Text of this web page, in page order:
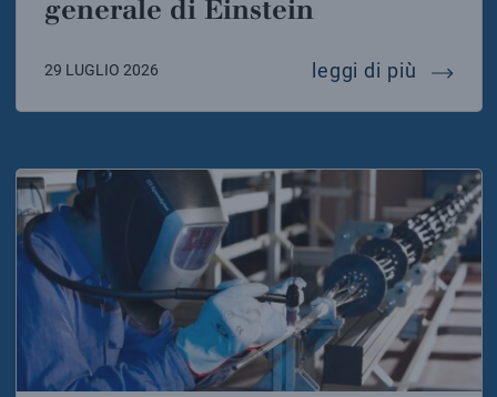
generale di Einstein
29 LUGLIO 2026 leggi di più un